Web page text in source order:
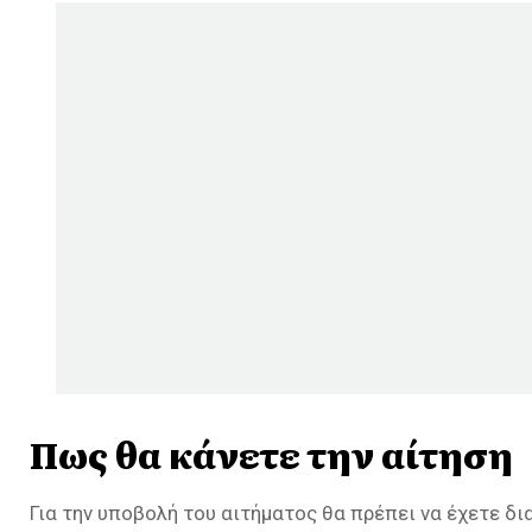
Πως θα κάνετε την αίτηση
Για την υποβολή του αιτήματος θα πρέπει να έχετε